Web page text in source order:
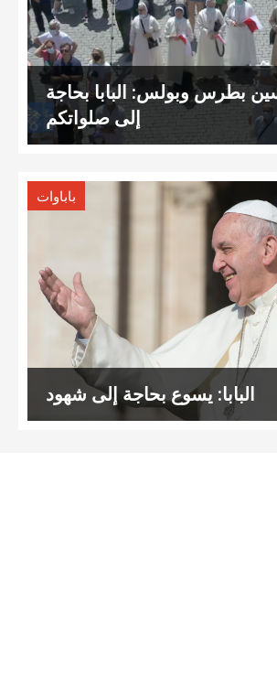
بطرس وبولس: البابا بحاجة
إلى صلواتكم
باباوات
البابا: يسوع بحاجة إلى شهود